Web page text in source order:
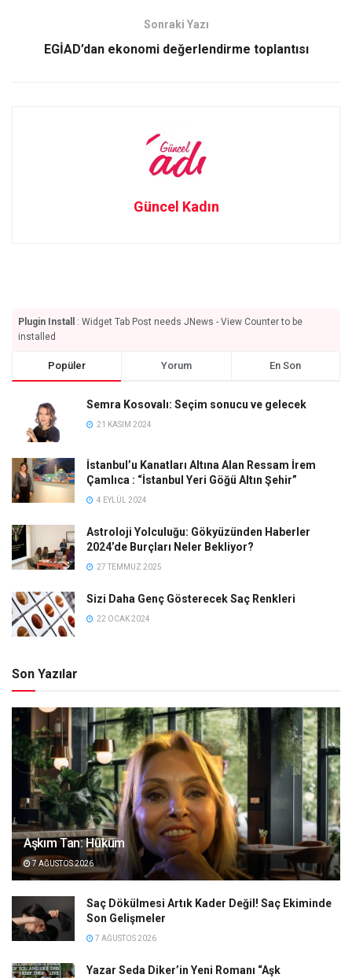
Sonraki Yazı
EGİAD’dan ekonomi değerlendirme toplantısı
Güncel Kadın
Plugin Install
: Widget Tab Post needs JNews - View Counter to be
installed
Popüler Yorum En Son
Semra Kosovalı: Seçim sonucu ve gelecek
21 KASIM 2024
İstanbul’u Kanatları Altına Alan Ressam İrem
Çamlıca : “İstanbul Yeri Göğü Altın Şehir”
4 EYLÜL 2024
Astroloji Yolculuğu: Gökyüzünden Haberler
2024’de Burçları Neler Bekliyor?
27 TEMMUZ 2025
Sizi Daha Genç Gösterecek Saç Renkleri
22 OCAK 2024
Son Yazılar
Aşkım Tan: Hüküm
7 AĞUSTOS 2026
Saç Dökülmesi Artık Kader Değil! Saç Ekiminde
Son Gelişmeler
7 AĞUSTOS 2026
Yazar Seda Diker’in Yeni Romanı “Aşk